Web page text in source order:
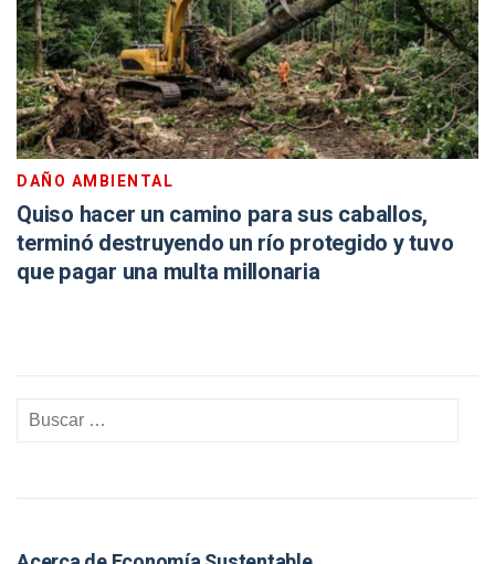
DAÑO AMBIENTAL
Quiso hacer un camino para sus caballos,
terminó destruyendo un río protegido y tuvo
que pagar una multa millonaria